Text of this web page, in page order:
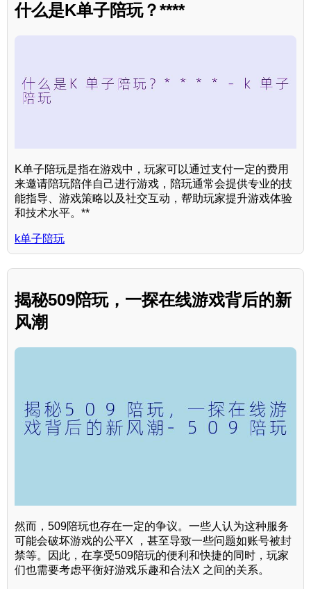
什么是K单子陪玩？****
K单子陪玩是指在游戏中，玩家可以通过支付一定的费用
来邀请陪玩陪伴自己进行游戏，陪玩通常会提供专业的技
能指导、游戏策略以及社交互动，帮助玩家提升游戏体验
和技术水平。**
k单子陪玩
揭秘509陪玩，一探在线游戏背后的新
风潮
然而，509陪玩也存在一定的争议。一些人认为这种服务
可能会破坏游戏的公平X ，甚至导致一些问题如账号被封
禁等。因此，在享受509陪玩的便利和快捷的同时，玩家
们也需要考虑平衡好游戏乐趣和合法X 之间的关系。